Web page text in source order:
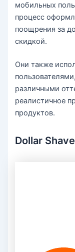
мобильных
процесс
поощрения за
скидкой.
Они также
различными
реалистичное
продуктов.
Dollar